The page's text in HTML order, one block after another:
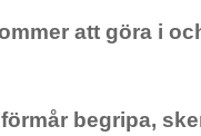
att göra i
begripa,